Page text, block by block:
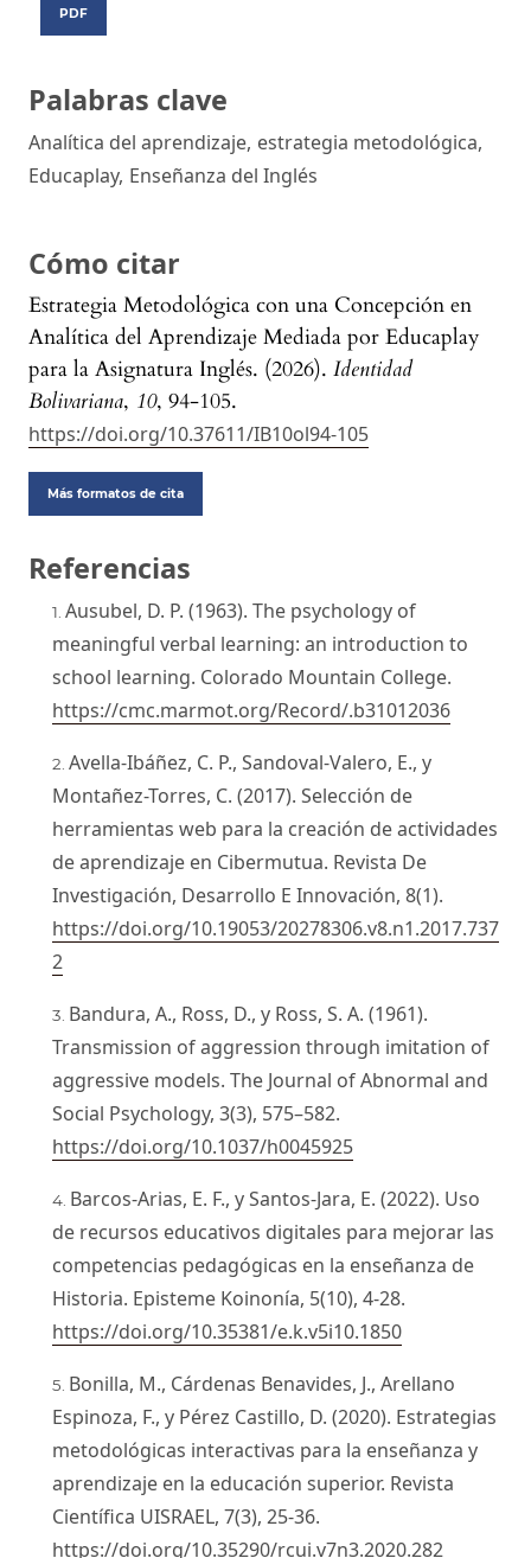
Palabras clave
Analítica del aprendizaje, estrategia metodológica,
Educaplay, Enseñanza del Inglés
Cómo citar
Estrategia Metodológica con una Concepción en
Analítica del Aprendizaje Mediada por Educaplay
para la Asignatura Inglés. (2026). Identidad
Bolivariana, 10, 94-105.
https://doi.org/10.37611/IB10ol94-105
Más formatos de cita
PDF
Referencias
Ausubel, D. P. (1963). The psychology of
meaningful verbal learning: an introduction to
school learning. Colorado Mountain College.
https://cmc.marmot.org/Record/.b31012036
Avella-Ibáñez, C. P., Sandoval-Valero, E., y
Montañez-Torres, C. (2017). Selección de
herramientas web para la creación de actividades
de aprendizaje en Cibermutua. Revista De
Investigación, Desarrollo E Innovación, 8(1).
https://doi.org/10.19053/20278306.v8.n1.2017.737
2
Bandura, A., Ross, D., y Ross, S. A. (1961).
Transmission of aggression through imitation of
aggressive models. The Journal of Abnormal and
Social Psychology, 3(3), 575–582.
https://doi.org/10.1037/h0045925
Barcos-Arias, E. F., y Santos-Jara, E. (2022). Uso
de recursos educativos digitales para mejorar las
competencias pedagógicas en la enseñanza de
Historia. Episteme Koinonía, 5(10), 4-28.
https://doi.org/10.35381/e.k.v5i10.1850
Bonilla, M., Cárdenas Benavides, J., Arellano
Espinoza, F., y Pérez Castillo, D. (2020). Estrategias
metodológicas interactivas para la enseñanza y
aprendizaje en la educación superior. Revista
Científica UISRAEL, 7(3), 25-36.
https://doi.org/10.35290/rcui.v7n3.2020.282